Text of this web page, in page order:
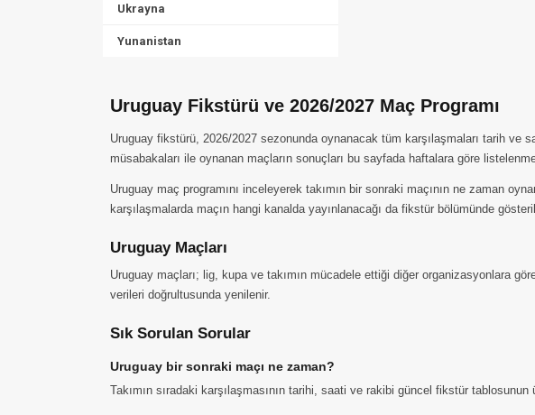
Ukrayna
Yunanistan
Uruguay Fikstürü ve 2026/2027 Maç Programı
Uruguay fikstürü, 2026/2027 sezonunda oynanacak tüm karşılaşmaları tarih ve
müsabakaları ile oynanan maçların sonuçları bu sayfada haftalara göre
Uruguay maç programını inceleyerek takımın bir sonraki maçının ne zaman
karşılaşmalarda maçın hangi kanalda yayınlanacağı da fikstür bölümünde
Uruguay Maçları
Uruguay maçları; lig, kupa ve takımın mücadele ettiği diğer organizasyonlara
verileri doğrultusunda yenilenir.
Sık Sorulan Sorular
Uruguay bir sonraki maçı ne zaman?
Takımın sıradaki karşılaşmasının tarihi, saati ve rakibi güncel fikstür